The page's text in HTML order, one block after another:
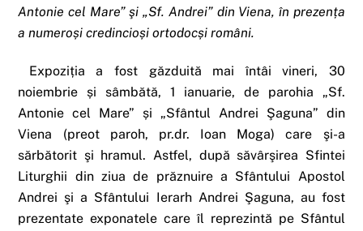
Antonie cel Mare” şi „Sf. Andrei” din Viena, în prezența
a numeroși credincioși ortodocși români.
Expoziția a fost găzduită mai întâi vineri, 30
noiembrie și sâmbătă, 1 ianuarie, de parohia „Sf.
Antonie cel Mare” și „Sfântul Andrei Şaguna” din
Viena (preot paroh, pr.dr. Ioan Moga) care şi-a
sărbătorit şi hramul. Astfel, după săvârşirea Sfintei
Liturghii din ziua de prăznuire a Sfântului Apostol
Andrei şi a Sfântului Ierarh Andrei Şaguna, au fost
prezentate exponatele care îl reprezintă pe Sfântul